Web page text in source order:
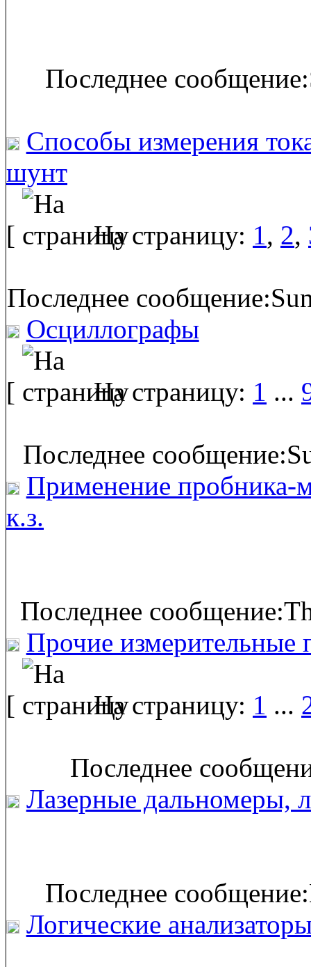
Последнее
Способы измерения
шунт
[ На страницу: 1, 2,
Последнее
Осциллографы
[ На страницу: 1 ...
Последнее
Применение пробника-
к.з.
Последнее
Прочие измерительные
[ На страницу: 1 ...
Последнее
Лазерные дальномеры,
Последнее
Логические